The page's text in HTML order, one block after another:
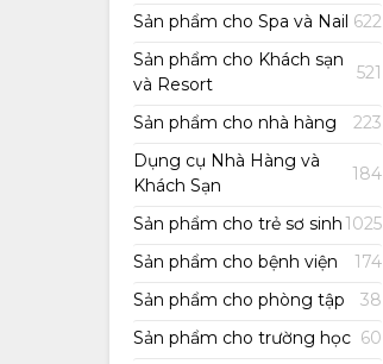
Sản phẩm cho Spa và Nail 622
Sản phẩm cho Khách sạn
và Resort
521
Sản phẩm cho nhà hàng
223
Dụng cụ Nhà Hàng và
Khách Sạn
184
Sản phẩm cho trẻ sơ sinh1025
Sản phẩm cho bệnh viện
174
Sản phẩm cho phòng tập
38
Sản phẩm cho trường học 60